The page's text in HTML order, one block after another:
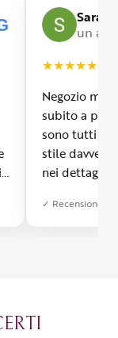
Sara
un
★★★★★
Negozio
subito a
sono tutti
stile davvero
nei dettagli,
qualità e si
✓ Recensione